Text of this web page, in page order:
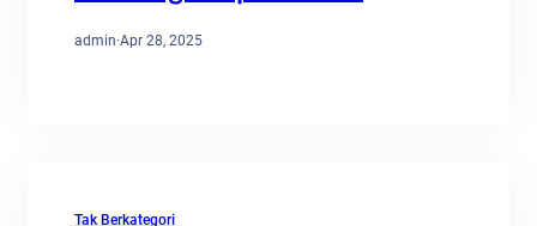
admin·Apr 28, 2025
Tak Berkategori